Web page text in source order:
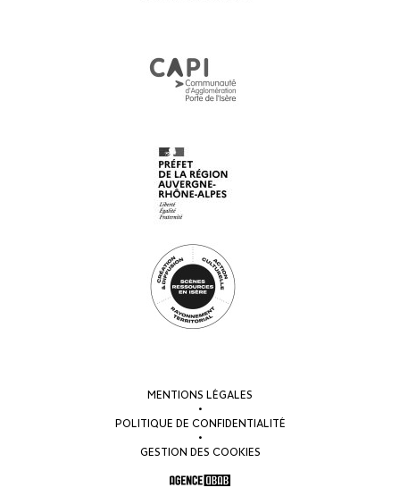
MENTIONS LÉGALES
•
POLITIQUE DE CONFIDENTIALITÉ
•
GESTION DES COOKIES